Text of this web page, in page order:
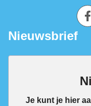
Nieuwsbrief
Je kunt je hier